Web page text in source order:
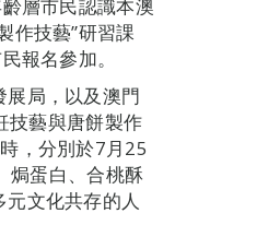
層市民認識本澳
作技藝”研習課
報名參加。
局，以及澳門
技藝與唐餅製作
，分別於7月25
焗蛋白、合桃酥
文化共存的人